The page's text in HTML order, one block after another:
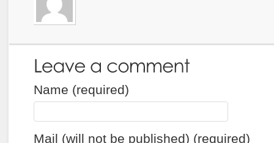
Name (required)
Mail (will not be published) (required)